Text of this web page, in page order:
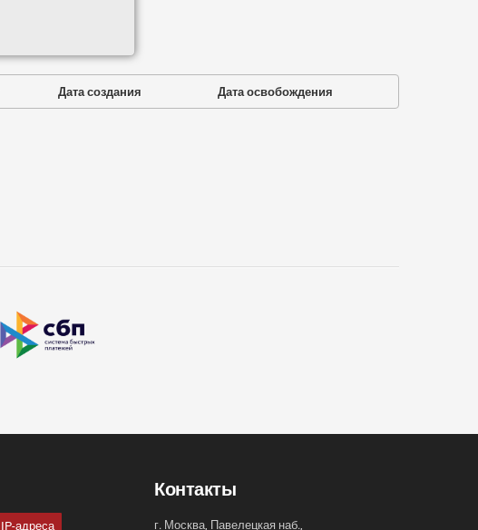
Дата создания Дата освобождения
IP-адреса
Контакты
г. Москва, Павелецкая наб.,